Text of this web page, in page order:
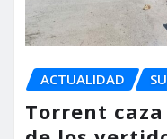
ACTUALIDAD
Torrent